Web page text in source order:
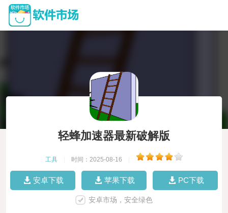
轻蜂加速器最新破解版
工具 时间：2025-08-16
安卓下载 苹果下载 PC下载
安卓市场，安全绿色